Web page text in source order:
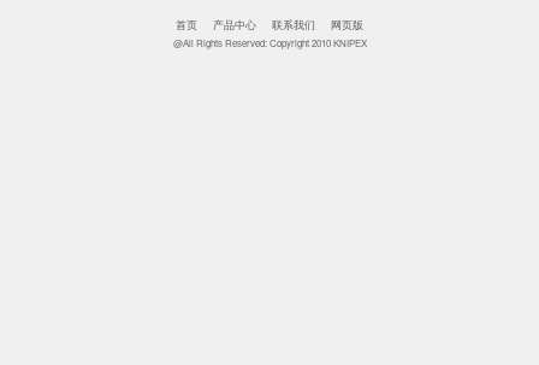
首页 产品中心 联系我们 网页版
@All Rights Reserved: Copyright 2010 KNIPEX